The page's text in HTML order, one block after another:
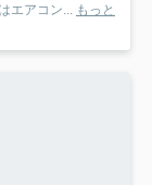
エアコン...
もっと